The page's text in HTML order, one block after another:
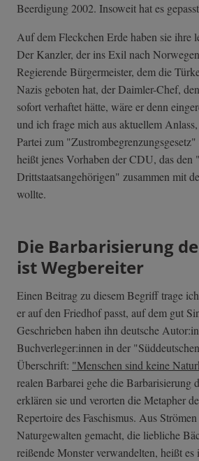
Beerdigung 2002. Insoweit hat es
Auf dem Fleckchen Erde haben sie ihre
Der Kanzler, der ins Exil nach
Regierende Bürgermeister, dem die
Nazis geboten hat, der Daimler-Chef,
sofort verhaftet hätte, wäre er denn
und ich frage mich aus aktuellem
Partei zum "Zustrombegrenzungsgesetz"
heißt jenes Vorhaben der CDU, das
Drittstaatsangehörigen" zusammen mit
wollte.
Die Barbarisierung
ist Wegbereiter
Einen Beitrag zu diesem Begriff trage
er auf den Friedhof passt, auf dem gut
Geschrieben haben ihn deutsche
Buchverleger:innen in der
Überschrift: "Menschen sind keine
realen Barbarei gehe die Barbarisierung
erklären sie und verorten die Metapher
Repertoire des Faschismus. Aus
Naturgewalten gemacht, die liebliche
reißende Monster verwandelten, heißt es